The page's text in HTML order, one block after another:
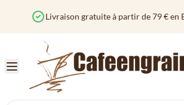
Commandé avant 12h? Expédié